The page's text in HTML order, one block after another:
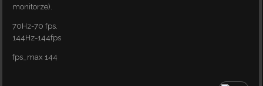
monitorze).
70Hz-70 fps.
144Hz-144fps
fps_max 144